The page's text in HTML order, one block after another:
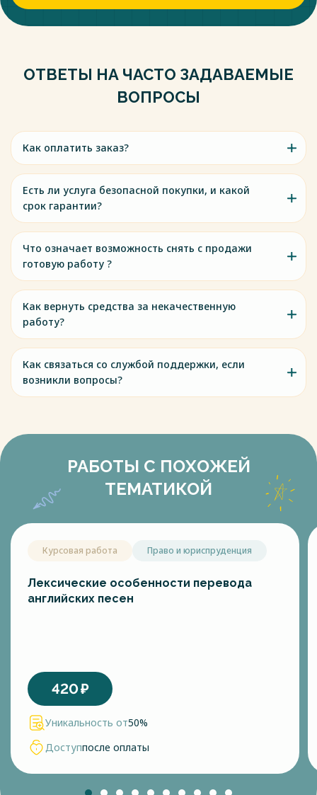
ОТВЕТЫ НА ЧАСТО ЗАДАВАЕМЫЕ
ВОПРОСЫ
Как оплатить заказ?
Есть ли услуга безопасной покупки, и какой
срок гарантии?
Что означает возможность снять с продажи
готовую работу ?
Как вернуть средства за некачественную
работу?
Как связаться со службой поддержки, если
возникли вопросы?
РАБОТЫ С ПОХОЖЕЙ
ТЕМАТИКОЙ
Курсовая работа Право и юриспруденция
Лексические особенности перевода
английских песен
420₽
Уникальность от50%
Доступпосле оплаты